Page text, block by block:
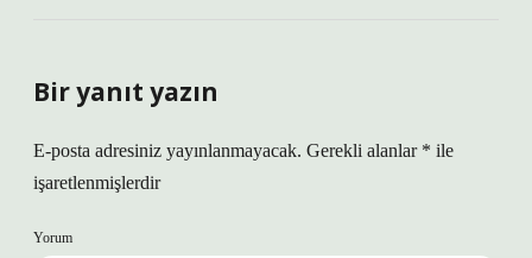
Bir yanıt yazın
E-posta adresiniz yayınlanmayacak. Gerekli alanlar * ile
işaretlenmişlerdir
Yorum